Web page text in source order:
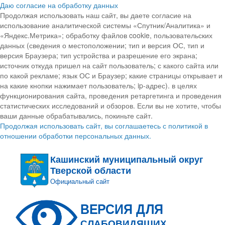
Даю согласие на обработку данных
Продолжая использовать наш сайт, вы даете согласие на
использование аналитической системы «Спутник/Аналитика» и
«Яндекс.Метрика»; обработку файлов cookie, пользовательских
данных (сведения о местоположении; тип и версия ОС, тип и
версия Браузера; тип устройства и разрешение его экрана;
источник откуда пришел на сайт пользователь; с какого сайта или
по какой рекламе; язык ОС и Браузер; какие страницы открывает и
на какие кнопки нажимает пользователь; ip-адрес). в целях
функционирования сайта, проведения ретаргетинга и проведения
статистических исследований и обзоров. Если вы не хотите, чтобы
ваши данные обрабатывались, покиньте сайт.
Продолжая использовать сайт, вы соглашаетесь с политикой в
отношении обработки персональных данных.